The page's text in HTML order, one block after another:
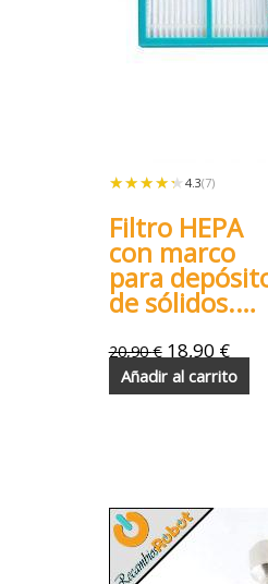
★★★★★
★★★★★ 4.3(7)
Filtro HEPA
con marco
para
de sólidos.
9090
20,90€ 18,90 €
Añadir al carrito